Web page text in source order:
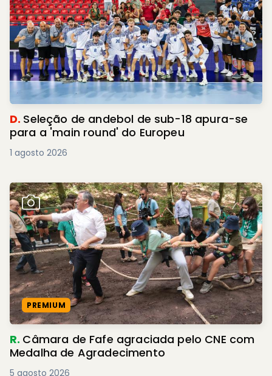
D. Seleção de andebol de sub-18 apura-se
para a 'main round' do Europeu
1 agosto 2026
PREMIUM
R. Câmara de Fafe agraciada pelo CNE com
Medalha de Agradecimento
5 agosto 2026